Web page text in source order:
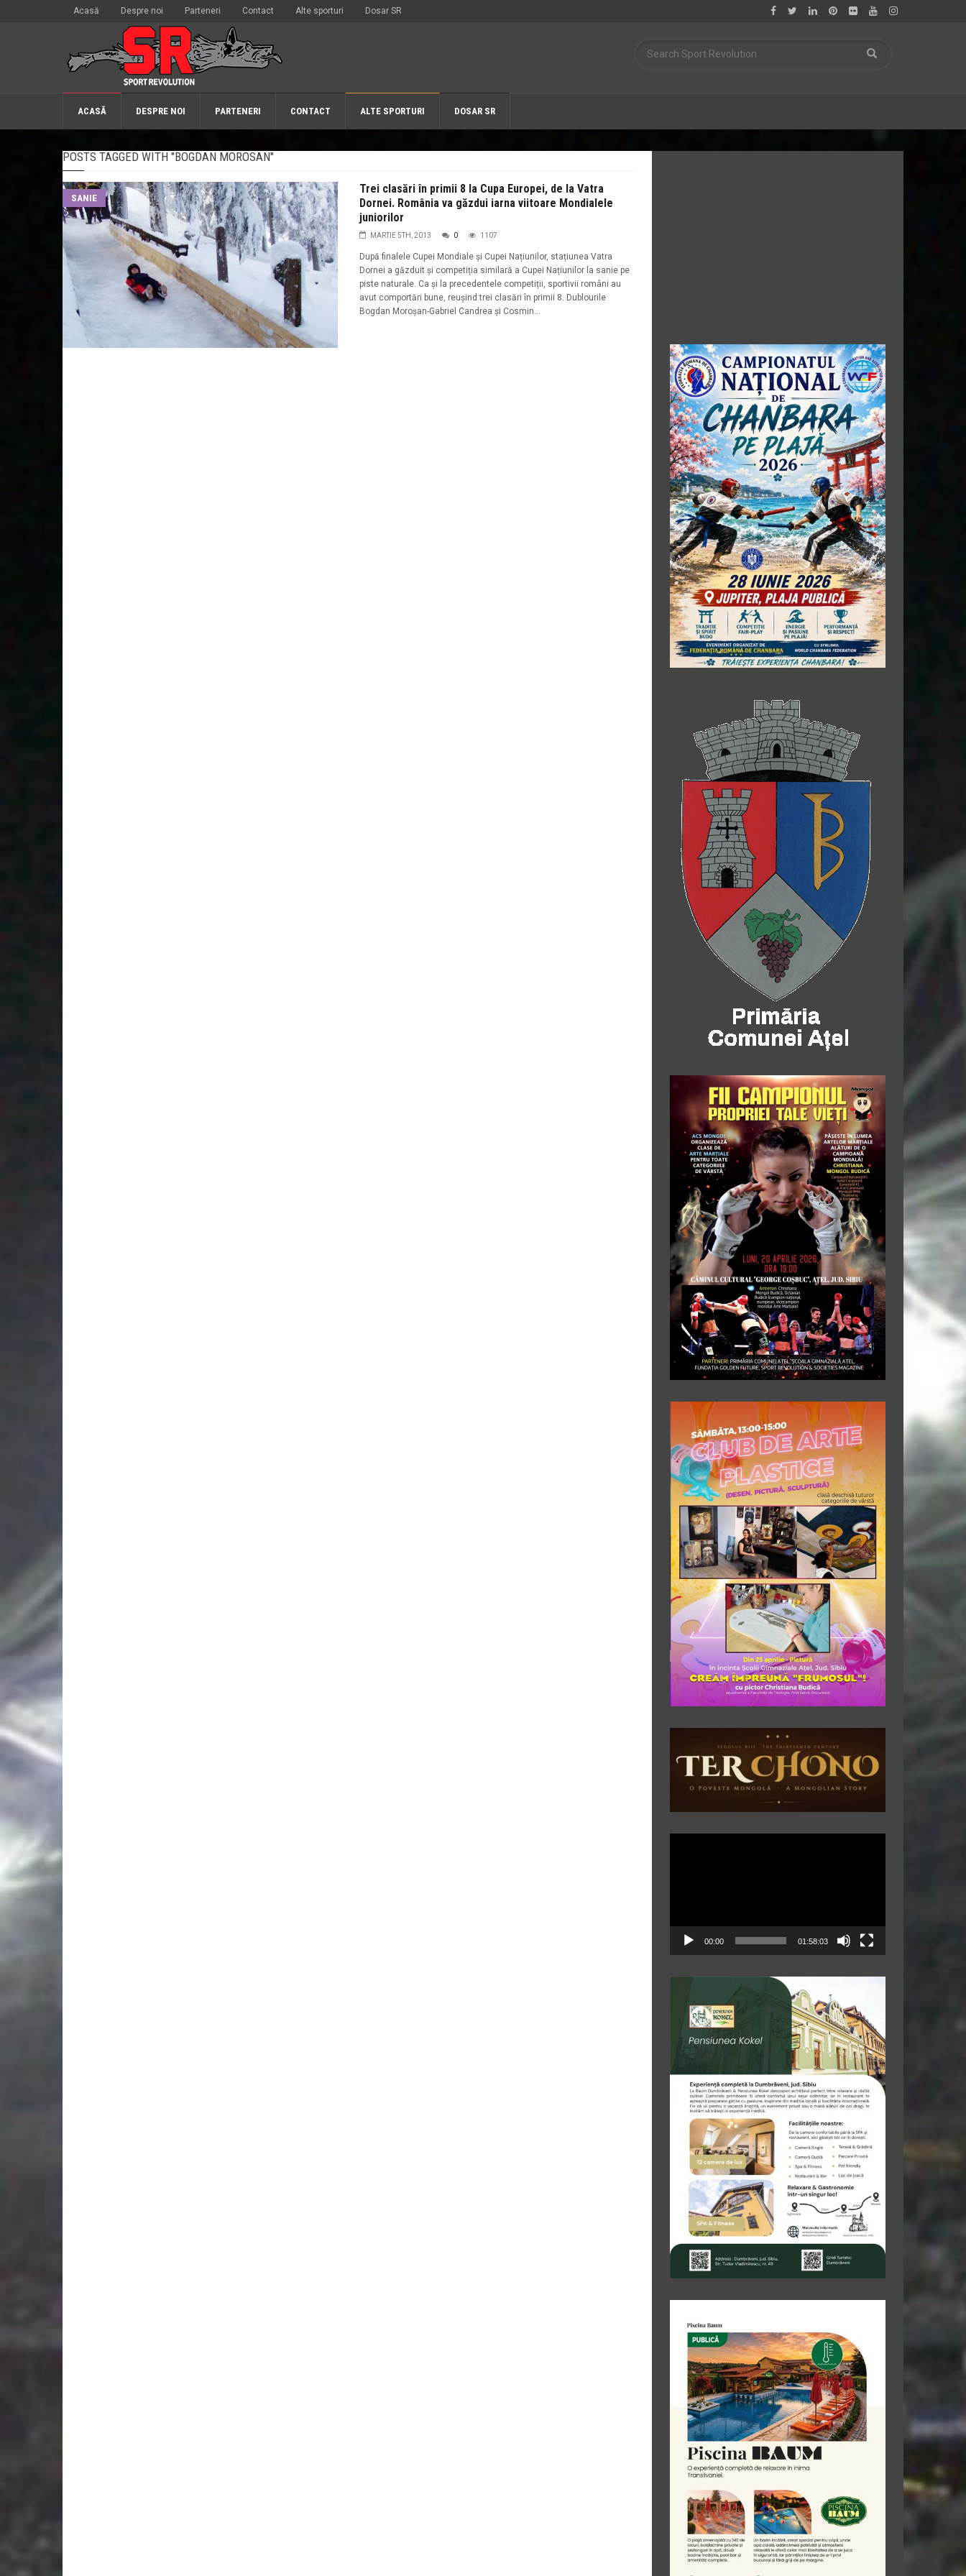
Acasă Despre noi Parteneri Contact Alte sporturi Dosar SR
ACASĂ DESPRE NOI PARTENERI CONTACT ALTE SPORTURI DOSAR SR
POSTS TAGGED WITH "BOGDAN MOROSAN"
SANIE
Trei clasări în primii 8 la Cupa Europei, de la Vatra
Dornei. România va găzdui iarna viitoare Mondialele
juniorilor
MARTIE 5TH, 2013 0 1107
După finalele Cupei Mondiale și Cupei Națiunilor, stațiunea Vatra
Dornei a găzduit și competiția similară a Cupei Națiunilor la sanie pe
piste naturale. Ca și la precedentele competiții, sportivii români au
avut comportări bune, reușind trei clasări în primii 8. Dublourile
Bogdan Moroșan-Gabriel Candrea și Cosmin...
00:00 01:58:03